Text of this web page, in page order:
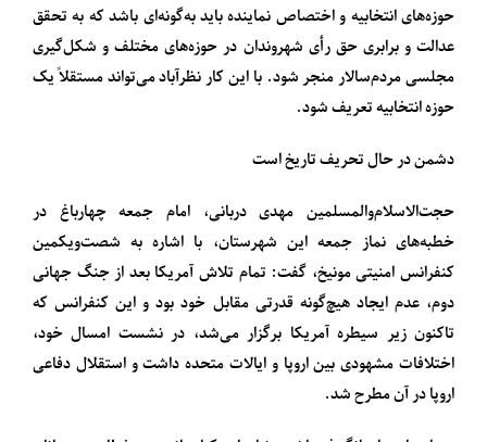
حوزه‌های انتخابیه و اختصاص نماینده باید به‌گونه‌ای باشد که به تحقق
عدالت و برابری حق رأی شهروندان در حوزه‌های مختلف و شکل‌گیری
مجلسی مردم‌سالار منجر شود. با این کار نظرآباد می‌تواند مستقلاً یک
حوزه انتخابیه تعریف شود.
دشمن در حال تحریف تاریخ است
حجت‌الاسلام‌والمسلمین مهدی دربانی، امام جمعه چهارباغ در
خطبه‌های نماز جمعه این شهرستان، با اشاره به شصت‌ویکمین
کنفرانس امنیتی مونیخ، گفت: تمام تلاش آمریکا بعد از جنگ جهانی
دوم، عدم ایجاد هیچ‌گونه قدرتی مقابل خود بود و این کنفرانس که
تاکنون زیر سیطره‌ آمریکا برگزار می‌شد، در نشست امسال خود،
اختلافات مشهودی بین اروپا و ایالات متحده داشت و استقلال دفاعی
اروپا در آن مطرح شد.